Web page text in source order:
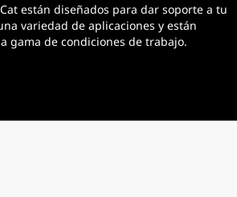
están diseñados para dar soporte a tu
variedad de aplicaciones y están
gama de condiciones de trabajo.